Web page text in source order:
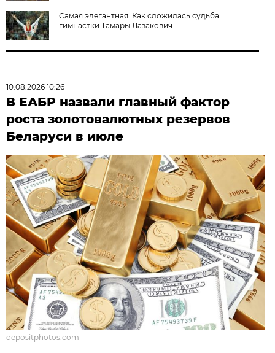
Самая элегантная. Как сложилась судьба
гимнастки Тамары Лазакович
10.08.2026 10:26
В ЕАБР назвали главный фактор
роста золотовалютных резервов
Беларуси в июле
depositphotos.com